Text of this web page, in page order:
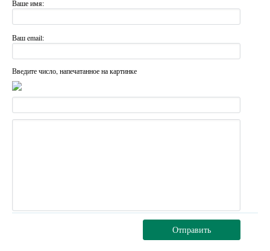
Ваше имя:
Ваш email:
Введите число, напечатанное на картинке
Отправить